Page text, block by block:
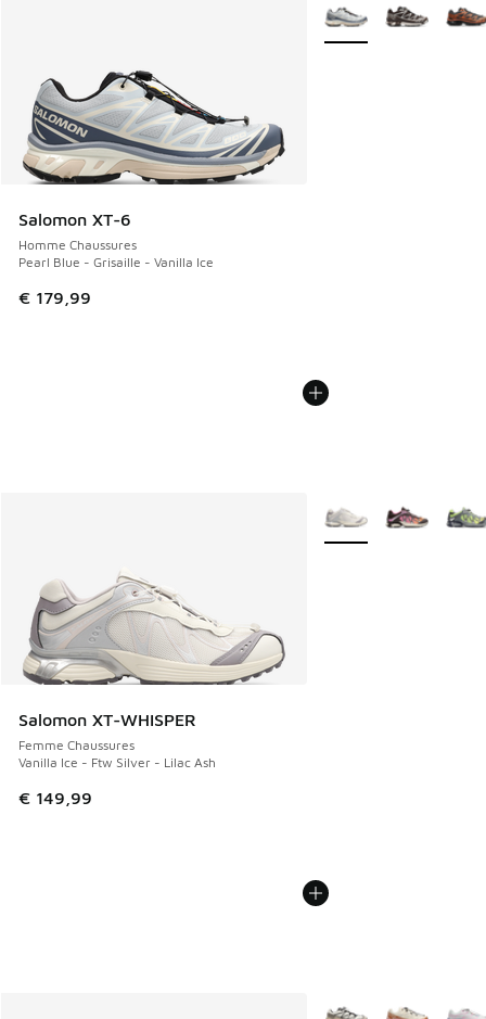
Salomon XT-6
Homme Chaussures
Pearl Blue - Grisaille - Vanilla Ice
€ 179,99
Plus de couleurs
Salomon XT-WHISPER
Femme Chaussures
Vanilla Ice - Ftw Silver - Lilac Ash
€ 149,99
Plus de couleurs
Plus de couleurs